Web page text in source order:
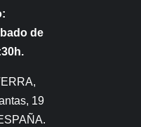
de
19